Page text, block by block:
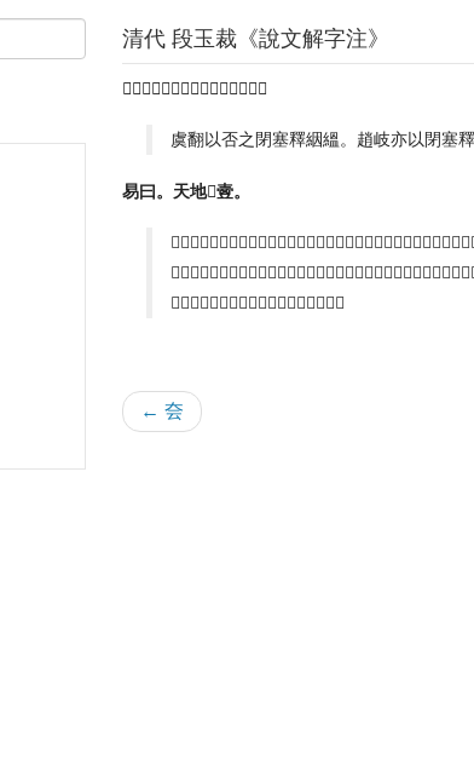
清代 段玉裁《說文解字注》
𡔹㚃也从凶。从壷。壷不得渫也。
虞翻以否之閉塞釋絪縕。趙岐亦以閉塞
易曰。天地𡔹㚃。
𣪠辭傳文。今周易作絪縕。他書作煙煴、氤氲。蔡邕注典引曰。煙煙
之曰不得渫也者、謂元氣渾然吉凶未分。故其字从吉凶在壺中會意。
㚃、構精皆釋致一之義。其轉語爲抑鬱。
← 夽